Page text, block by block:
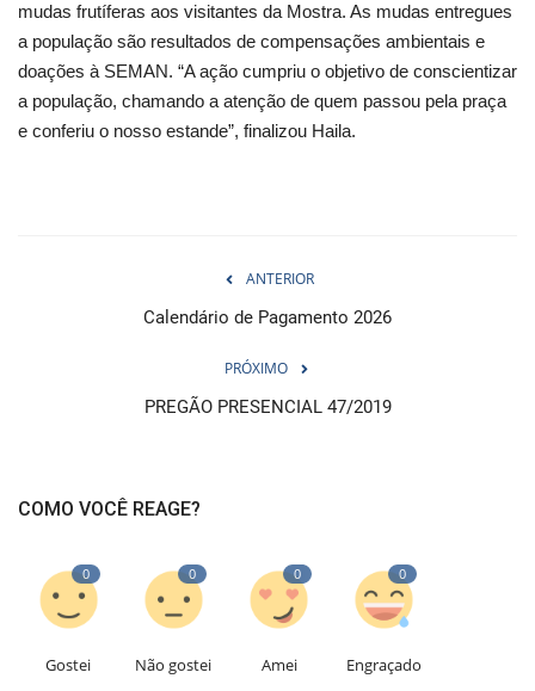
mudas frutíferas aos visitantes da Mostra. As mudas entregues
a população são resultados de compensações ambientais e
doações à SEMAN. “A ação cumpriu o objetivo de conscientizar
a população, chamando a atenção de quem passou pela praça
e conferiu o nosso estande”, finalizou Haila.
ANTERIOR
Calendário de Pagamento 2026
PRÓXIMO
PREGÃO PRESENCIAL 47/2019
COMO VOCÊ REAGE?
0
Gostei
0
Não gostei
0
Amei
0
Engraçado